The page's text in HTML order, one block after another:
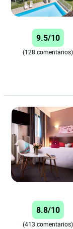
9.5/10
(128 comentarios)
8.8/10
(413 comentarios)